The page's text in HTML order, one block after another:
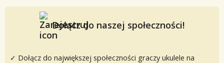
Dołącz do naszej społeczności!
✓ Dołącz do największej społeczności graczy ukulele na